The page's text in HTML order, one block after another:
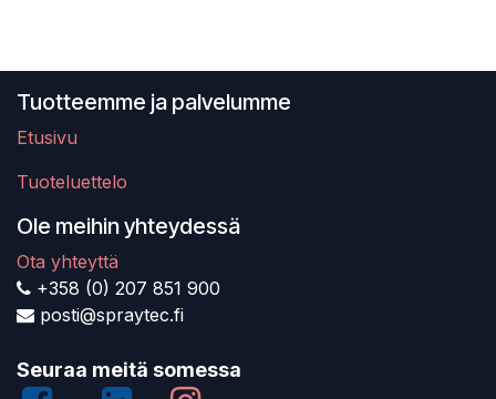
Tuotteemme ja palvelumme
Etusivu
Tuoteluettelo
Ole meihin yhteydessä
Ota yhteyttä
+358 (0) 207 851 900
posti@spraytec.fi
Seuraa meitä somessa